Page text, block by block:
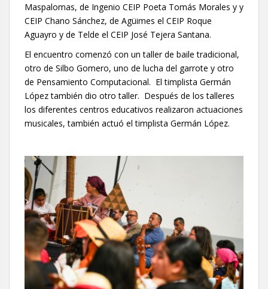
Maspalomas, de Ingenio CEIP Poeta Tomás Morales y y
CEIP Chano Sánchez, de Agüimes el CEIP Roque
Aguayro y de Telde el CEIP José Tejera Santana.
El encuentro comenzó con un taller de baile tradicional,
otro de Silbo Gomero, uno de lucha del garrote y otro
de Pensamiento Computacional. El timplista Germán
López también dio otro taller. Después de los talleres
los diferentes centros educativos realizaron actuaciones
musicales, también actuó el timplista Germán López.